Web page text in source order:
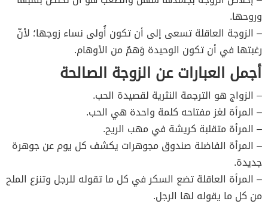
وروحها.
– الزوجة العاقلة تسعى إلى أن تكون أُولى نساء زوجها؛ لأنّ
رغبتها في أن تكون الوحيدة وَهمٌ من الأوهام.
أجمل العبارات عن الزوجة الصالحة
– الزواج هو الترجمة النثرية لقصيدة الحب.
– المرأة لغز مفتاحه كلمة واحدة هي الحب.
– المرأة متقلبة كريشة في مهب الريح.
– المرأة الفاضلة صندوق مجوهرات يكشف كل يوم عن جوهرة
جديدة.
– المرأة العاقلة تضع السكر في كل ما تقوله للرجل وتنزع الملح
من كل ما يقوله لها الرجل.